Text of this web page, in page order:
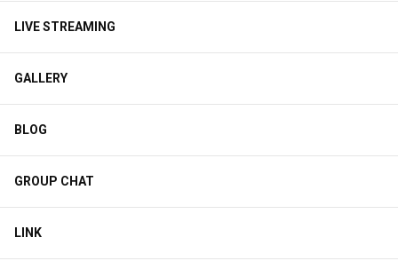
LIVE STREAMING
GALLERY
BLOG
GROUP CHAT
LINK